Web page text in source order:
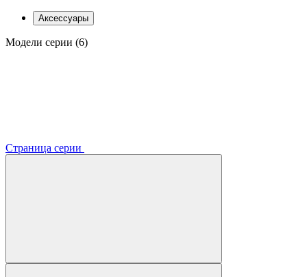
Аксессуары
Модели серии (6)
Страница серии